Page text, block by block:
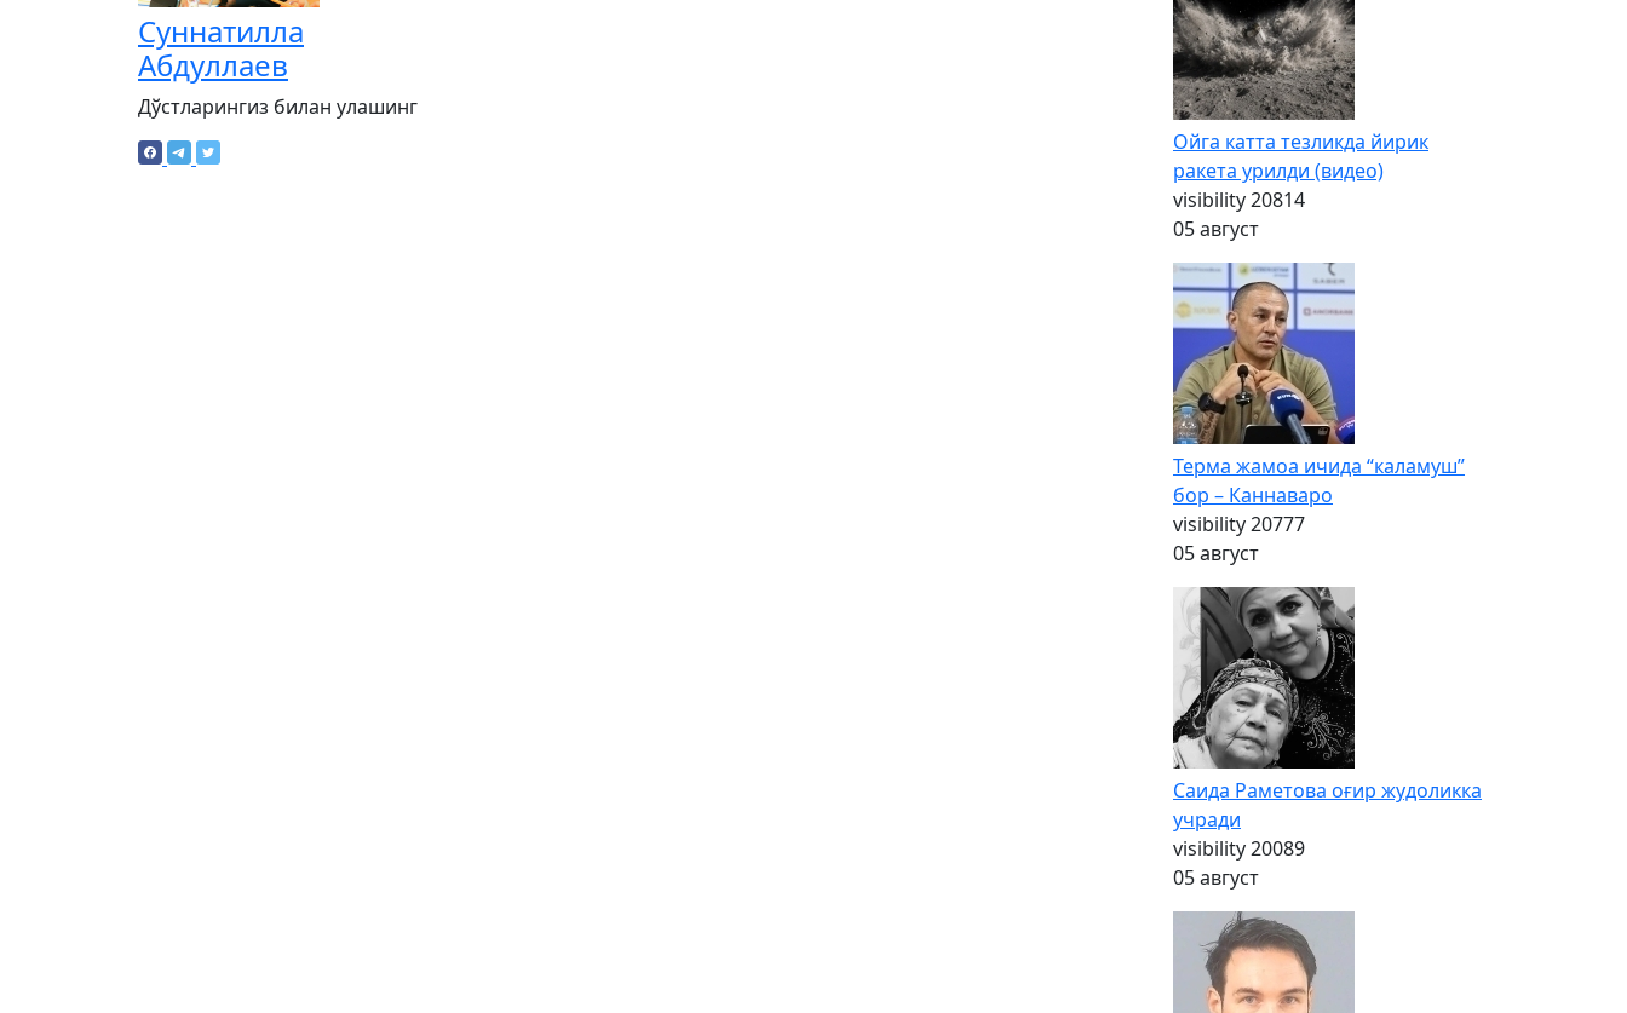
Суннатилла
Абдуллаев
Дўстларингиз билан улашинг
Ойга катта тезликда йирик
ракета урилди (видео)
visibility20814
05 август
Терма жамоа ичида “каламуш”
бор – Каннаваро
visibility20777
05 август
Саида Раметова оғир жудоликка
учради
visibility20089
05 август